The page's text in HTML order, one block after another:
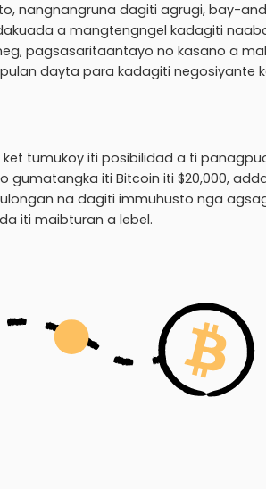
nangnangruna dagiti agrugi, bay-
a mangtengngel kadagiti
pagsasaritaantayo no kasano a
dayta para kadagiti negosiyante
tumukoy iti posibilidad a ti
gumatangka iti Bitcoin iti $20,000,
na dagiti immuhusto nga
iti maibturan a lebel.